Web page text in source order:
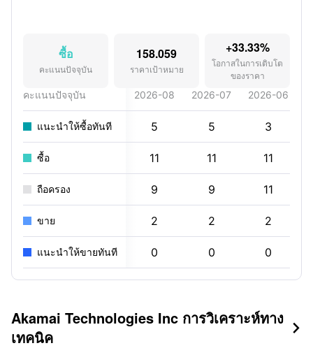
ซื้อ
คะแนนปัจจุบัน
158.059
ราคาเป้าหมาย
+33.33%
โอกาสในการเติบโต
ของราคา
คะแนนปัจจุบัน 2026-08 2026-07 2026-06
แนะนำให้ซื้อทันที 5 5 3
ซื้อ 11 11 11
ถือครอง 9 9 11
ขาย 2 2 2
แนะนำให้ขายทันที 0 0 0
Akamai Technologies Inc การวิเคราะห์ทาง
เทคนิค
